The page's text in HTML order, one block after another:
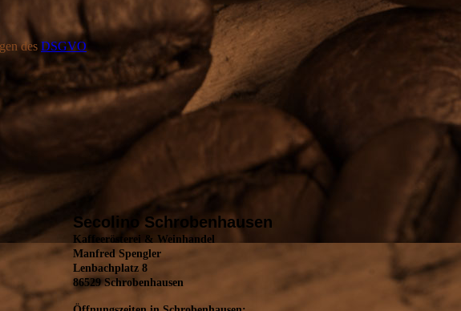
des DSGVO
Secolino Schrobenhausen
Kaffeerösterei & Weinhandel
Manfred Spengler
Lenbachplatz 8
86529 Schrobenhausen